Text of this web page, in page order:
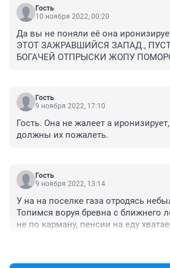
Гость
10 ноября 2022, 00:20
Да вы не поняли её она
ЭТОТ ЗАЖРАВШИЙСЯ ЗАПАД.,
БОГАЧЕЙ ОТПРЫСКИ ЖОПУ
Гость
9 ноября 2022, 17:10
Гость. Она не жалеет а
должны их пожалеть.
Гость
9 ноября 2022, 13:14
У на на поселке газа отродясь
Топимся воруя бревна с ближнего
не по карману, пенсии на еду